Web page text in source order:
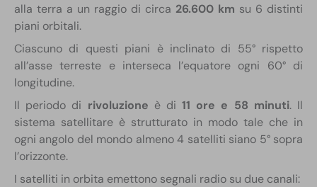
alla terra a un raggio di circa 26.600 km su 6 distinti
piani orbitali.
Ciascuno di questi piani è inclinato di 55° rispetto
all’asse terreste e interseca l’equatore ogni 60° di
longitudine.
Il periodo di rivoluzione è di11 ore e 58 minuti. Il
sistema satellitare è strutturato in modo tale che in
ogni angolo del mondo almeno 4 satelliti siano 5° sopra
l’orizzonte.
I satelliti in orbita emettono segnali radio su due canali: